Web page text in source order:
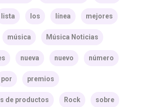
lista los línea mejores
música Música Noticias
nueva nuevo número
por premios
de productos Rock sobre